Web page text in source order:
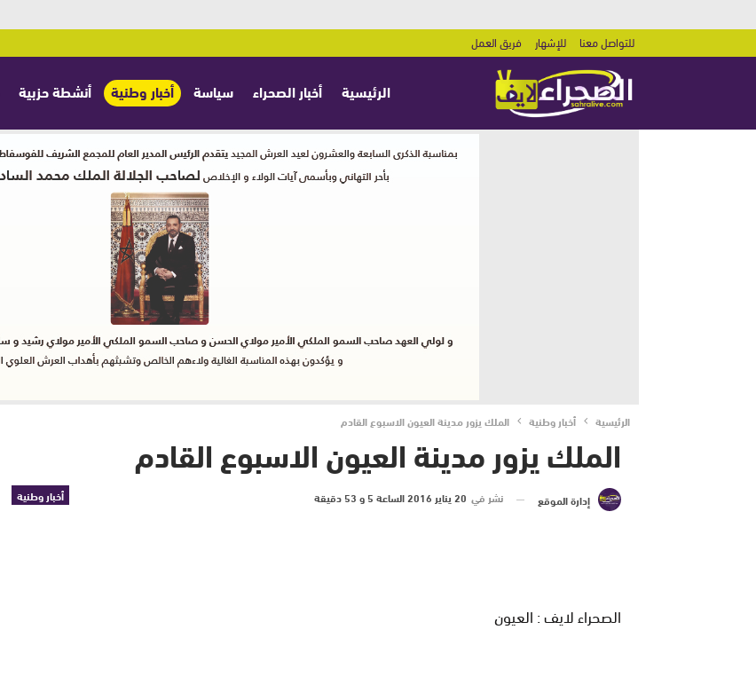
للتواصل معنا للإشهار فريق العمل
الرئيسية أخبار الصحراء سياسة أخبار وطنية أنشطة حزبية
الرئيسية أخبار وطنية الملك يزور مدينة العيون الاسبوع القادم
الملك يزور مدينة العيون الاسبوع القادم
أخبار وطنية إدارة الموقع نشر في 20 يناير 2016 الساعة 5 و 53 دقيقة
الصحراء لايف : العيون